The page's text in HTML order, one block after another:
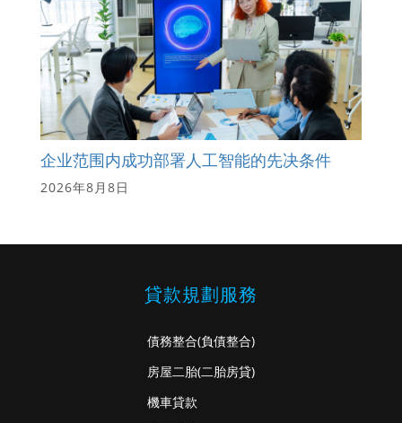
企业范围内成功部署人工智能的先决条件
2026年8月8日
貸款規劃服務
債務整合(負債整合)
房屋二胎(二胎房貸)
機車貸款